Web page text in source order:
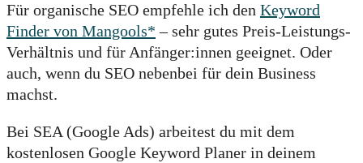
Für organische SEO empfehle ich den Keyword
Finder von Mangools* – sehr gutes Preis-Leistungs-
Verhältnis und für Anfänger:innen geeignet. Oder
auch, wenn du SEO nebenbei für dein Business
machst.
Bei SEA (Google Ads) arbeitest du mit dem
kostenlosen Google Keyword Planer in deinem